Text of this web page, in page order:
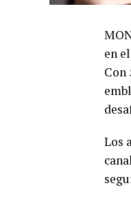
en
Con
Los